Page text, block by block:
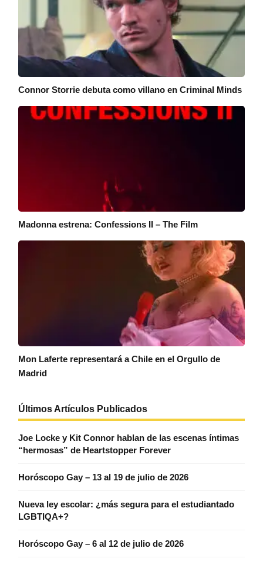
Connor Storrie debuta como villano en Criminal Minds
Madonna estrena: Confessions II – The Film
Mon Laferte representará a Chile en el Orgullo de
Madrid
Últimos Artículos Publicados
Joe Locke y Kit Connor hablan de las escenas íntimas
“hermosas” de Heartstopper Forever
Horóscopo Gay – 13 al 19 de julio de 2026
Nueva ley escolar: ¿más segura para el estudiantado
LGBTIQA+?
Horóscopo Gay – 6 al 12 de julio de 2026